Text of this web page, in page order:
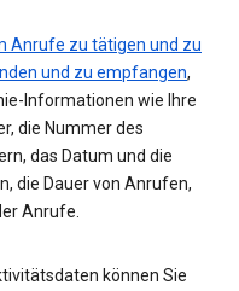
Anrufe zu tätigen und zu
und zu empfangen,
Informationen wie Ihre
die Nummer des
das Datum und die
die Dauer von Anrufen,
Anrufe.
können Sie